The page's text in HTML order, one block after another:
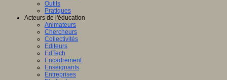
Outils
Pratiques
Acteurs de l'éducation
Animateurs
Chercheurs
Collectivités
Editeurs
EdTech
Encadrement
Enseignants
Entreprises